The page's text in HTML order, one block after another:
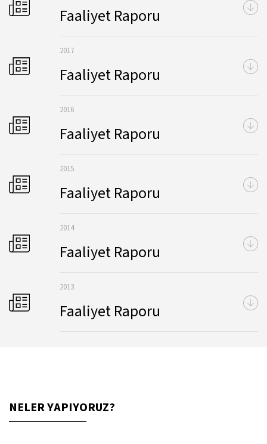
Faaliyet Raporu
2017
Faaliyet Raporu
2016
Faaliyet Raporu
2015
Faaliyet Raporu
2014
Faaliyet Raporu
2013
Faaliyet Raporu
NELER YAPIYORUZ?